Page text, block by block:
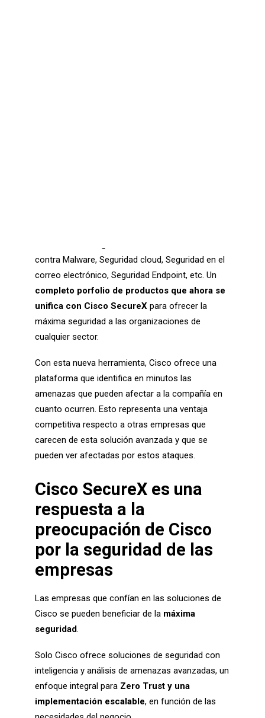
contra Malware, Seguridad cloud, Seguridad en el
correo electrónico, Seguridad Endpoint, etc. Un
completo porfolio de productos que ahora se
unifica con Cisco SecureXpara ofrecer la
máxima seguridad a las organizaciones de
cualquier sector.
Con esta nueva herramienta, Cisco ofrece una
plataforma que identifica en minutos las
amenazas que pueden afectar a la compañía en
cuanto ocurren. Esto representa una ventaja
competitiva respecto a otras empresas que
carecen de esta solución avanzada y que se
pueden ver afectadas por estos ataques.
Cisco SecureX es una
respuesta a la
preocupación de Cisco
por la seguridad de las
empresas
Las empresas que confían en las soluciones de
Cisco se pueden beneficiar de la máxima
seguridad.
Solo Cisco ofrece soluciones de seguridad con
inteligencia y análisis de amenazas avanzadas, un
enfoque integral para Zero Trust y una
implementación escalable, en función de las